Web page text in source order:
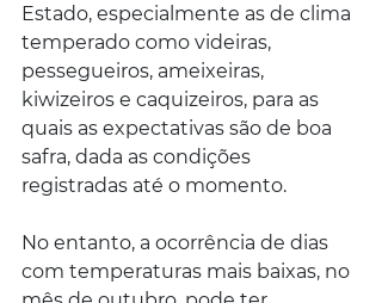
Estado, especialmente as de clima
temperado como videiras,
pessegueiros, ameixeiras,
kiwizeiros e caquizeiros, para as
quais as expectativas são de boa
safra, dada as condições
registradas até o momento.
No entanto, a ocorrência de dias
com temperaturas mais baixas, no